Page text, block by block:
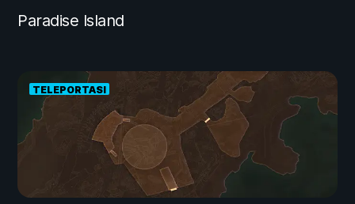
Paradise Island
TELEPORTASI